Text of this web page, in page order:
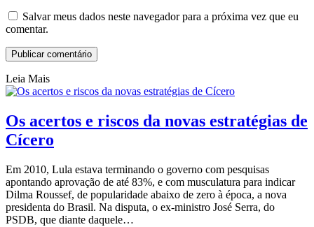
Salvar meus dados neste navegador para a próxima vez que eu
comentar.
Leia Mais
Os acertos e riscos da novas estratégias de
Cícero
Em 2010, Lula estava terminando o governo com pesquisas
apontando aprovação de até 83%, e com musculatura para indicar
Dilma Roussef, de popularidade abaixo de zero à época, a nova
presidenta do Brasil. Na disputa, o ex-ministro José Serra, do
PSDB, que diante daquele…